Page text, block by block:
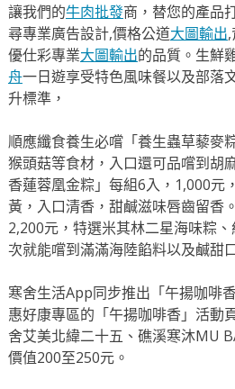
讓我們的牛肉批發商，替您的產品
尋專業廣告設計,價格公道大圖輸出
優仕彩專業大圖輸出的品質。生鮮
舟一日遊享受特色風味餐以及部落
升標準，
順應纖食養生必嚐「養生蟲草藜麥
猴頭菇等食材，入口還可品嚐到胡
香蓮蓉凰金粽」每組6入，1,000元
黃，入口清香，甜鹹滋味唇齒留香
2,200元，特選米其林二星海味粽
次就能嚐到滿滿海陸餡料以及鹹甜
寒舍生活App同步推出「午揚咖啡
惠好康專區的「午揚咖啡香」活動
舍艾美北緯二十五、礁溪寒沐MU
價值200至250元。